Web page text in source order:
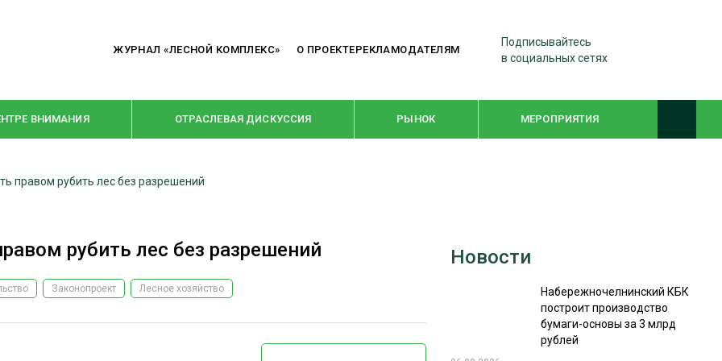
ЖУРНАЛ «ЛЕСНОЙ КОМПЛЕКС» О ПРОЕКТЕРЕКЛАМОДАТЕЛЯМ
Подписывайтесь
в социальных сетях
ВНИМАНИЯ ОТРАСЛЕВАЯ ДИСКУССИЯ РЫНОК МЕРОПРИЯТИЯ
ДОМОСТРОЕНИЕ
РУБРИКИ
КРУПНЫМ ПЛАНОМ
ВЗГЛЯД ИЗНУТРИ
ПРЕДПРИЯТИЯ ЛПК
WOODEX-2021
СУШКА ДРЕВЕСИНЫ
правом рубить лес без разрешений
рубить лес без разрешений
Законопроект Лесное хозяйство
Новости
Набережночелнинский КБК
построит производство
бумаги-основы за 3 млрд
рублей